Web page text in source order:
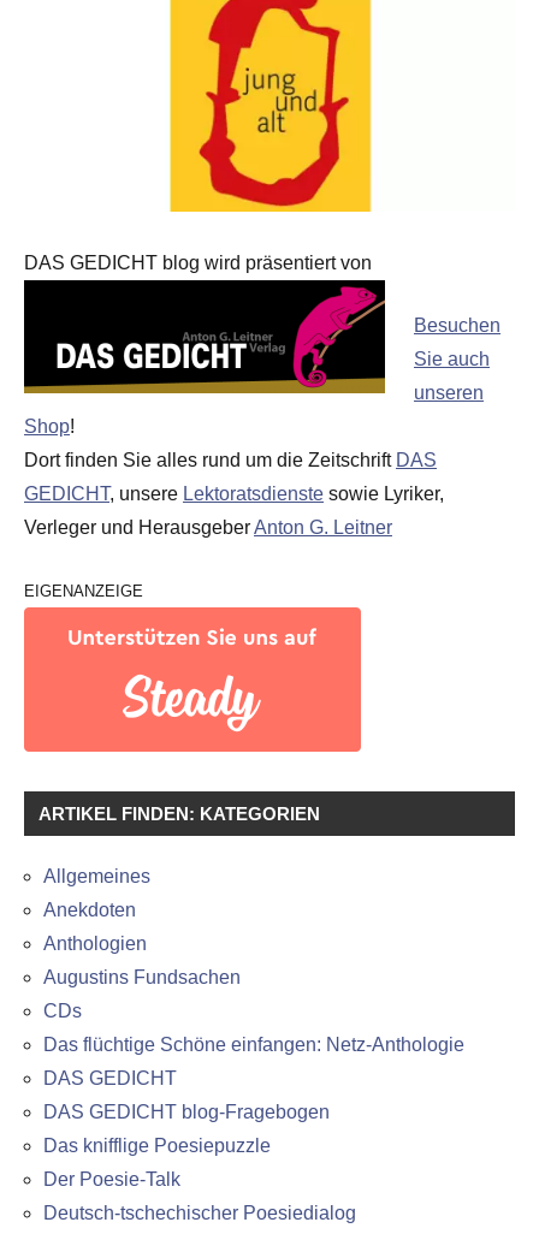
DAS GEDICHT blog wird präsentiert von
Besuchen
Sie auch
unseren
Shop!
Dort finden Sie alles rund um die Zeitschrift DAS
GEDICHT, unsere Lektoratsdienste sowie Lyriker,
Verleger und HerausgeberAnton G. Leitner
EIGENANZEIGE
ARTIKEL FINDEN: KATEGORIEN
Allgemeines
Anekdoten
Anthologien
Augustins Fundsachen
CDs
Das flüchtige Schöne einfangen: Netz-Anthologie
DAS GEDICHT
DAS GEDICHT blog-Fragebogen
Das knifflige Poesiepuzzle
Der Poesie-Talk
Deutsch-tschechischer Poesiedialog